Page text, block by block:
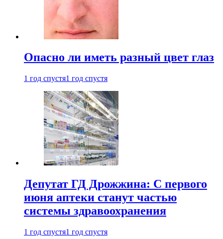
Опасно ли иметь разный цвет глаз
1 год спустя1 год спустя
Депутат ГД Дрожжина: С первого
июня аптеки станут частью
системы здравоохранения
1 год спустя1 год спустя